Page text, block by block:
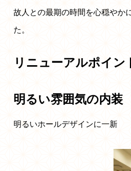
故人との最期の時間を心穏やか
た。
リニューアルポイン
明るい雰囲気の内装
明るいホールデザインに一新